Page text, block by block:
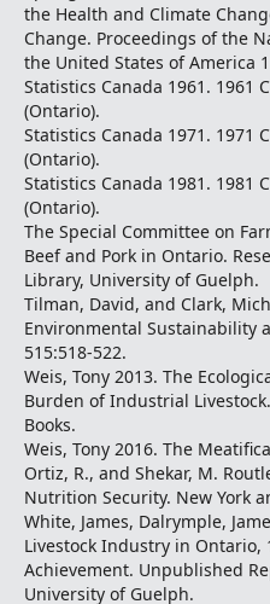
the Health and Climate
Change. Proceedings of the
the United States of America
Statistics Canada 1961. 1961
(Ontario).
Statistics Canada 1971. 1971
(Ontario).
Statistics Canada 1981. 1981
(Ontario).
The Special Committee on
Beef and Pork in Ontario.
Library, University of Guelph.
Tilman, David, and Clark,
Environmental Sustainability
515:518-522.
Weis, Tony 2013. The
Burden of Industrial
Books.
Weis, Tony 2016. The
Ortiz, R., and Shekar, M.
Nutrition Security. New York
White, James, Dalrymple,
Livestock Industry in Ontario,
Achievement. Unpublished
University of Guelph.